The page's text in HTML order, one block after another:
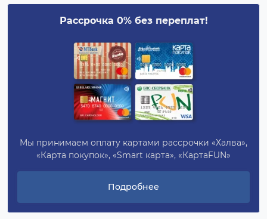
Рассрочка 0% без переплат!
Мы принимаем оплату картами рассрочки «Халва»,
«Карта покупок», «Smart карта», «КартаFUN»
Подробнее